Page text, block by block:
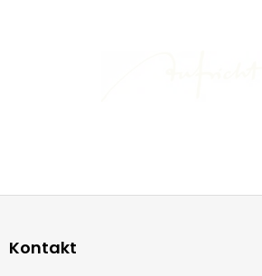
Kontakt